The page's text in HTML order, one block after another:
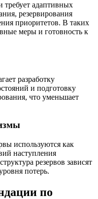
требует адаптивных
резервирования
приоритетов. В таких
меры и готовность к
разработку
и подготовку
что уменьшает
используются как
наступления
резервов зависят
потерь.
по